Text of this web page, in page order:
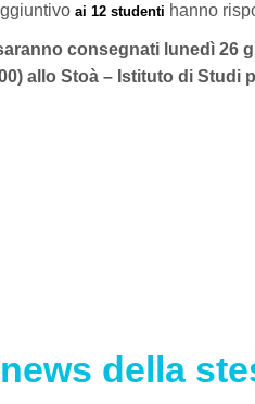
ai 12 studenti hanno
consegnati lunedì 26
allo Stoà – Istituto di Studi
della